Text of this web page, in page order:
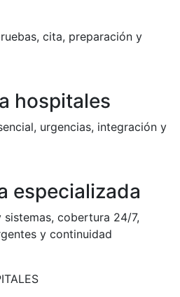
cita, preparación y
hospitales
urgencias, integración y
especializada
cobertura 24/7,
y continuidad